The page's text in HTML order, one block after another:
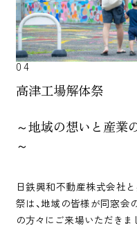
04
高津工場解体祭
～地域の想いと産業
～
日鉄興和不動産株式会社
祭は、地域の皆様が同窓会
の方々にご来場いただきま